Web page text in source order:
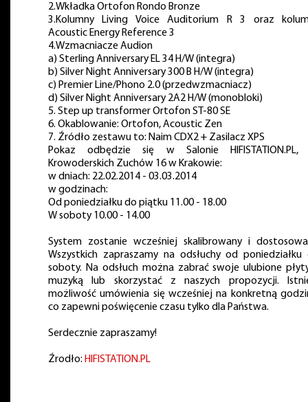
2.Wkładka Ortofon Rondo Bronze
3.Kolumny Living Voice Auditorium R 3 oraz
Acoustic Energy Reference 3
4.Wzmacniacze Audion
a) Sterling Anniversary EL 34 H/W (integra)
b) Silver Night Anniversary 300 B H/W (integra)
c) Premier Line/Phono 2.0 (przedwzmacniacz)
d) Silver Night Anniversary 2A2 H/W (monobloki)
5. Step up transformer Ortofon ST-80 SE
6. Okablowanie: Ortofon, Acoustic Zen
7. Źródło zestawu to: Naim CDX2 + Zasilacz XPS
Pokaz odbędzie się w Salonie HIFISTATION.PL,
Krowoderskich Zuchów 16 w Krakowie:
w dniach: 22.02.2014 - 03.03.2014
w godzinach:
Od poniedziałku do piątku 11.00 - 18.00
W soboty 10.00 - 14.00
System zostanie wcześniej skalibrowany i
Wszystkich zapraszamy na odsłuchy od poniedziałku
soboty. Na odsłuch można zabrać swoje ulubione
muzyką lub skorzystać z naszych propozycji.
możliwość umówienia się wcześniej na konkretną
co zapewni poświęcenie czasu tylko dla Państwa.
Serdecznie zapraszamy!
Źrodło: HIFISTATION.PL